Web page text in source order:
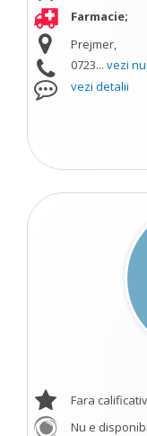
Farmacie;
Prejmer,
0723... vezi
vezi detalii
Fara calificativ
Nu e